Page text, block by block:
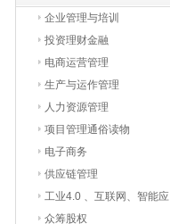
企业管理与培训
投资理财金融
电商运营管理
生产与运作管理
人力资源管理
项目管理通俗读物
电子商务
供应链管理
工业4.0 、互联网、智能应
用众筹股权